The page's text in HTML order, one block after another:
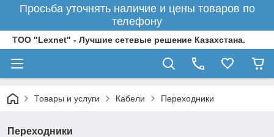
Просьба уточнять наличие и цены товаров по
телефону
ТОО "Lexnet" - Лучшие сетевые решение Казахстана.
Товары и услуги Кабели Переходники
Переходники